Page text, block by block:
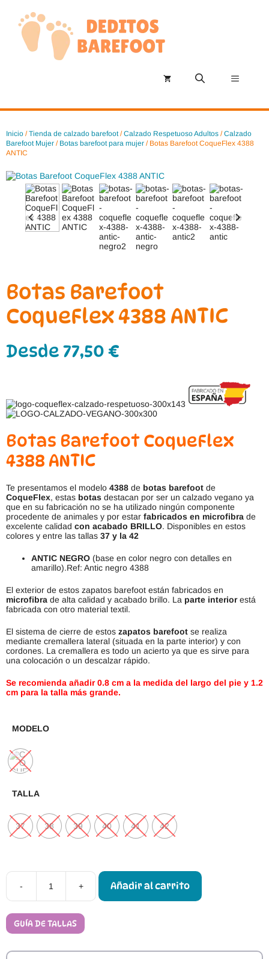
contenido
Menú
Inicio /Tienda de calzado barefoot/Calzado Respetuoso Adultos /Calzado
Barefoot Mujer / Botas barefoot para mujer / Botas Barefoot CoqueFlex 4388
ANTIC
Botas Barefoot
CoqueFlex 4388 ANTIC
Desde 77,50 €
Botas Barefoot CoqueFlex
4388 ANTIC
Te presentamos el modelo 4388 de botas barefoot de
CoqueFlex, estas botas destacan por ser un calzado vegano ya
que en su fabricación no se ha utilizado ningún componente
procedente de animales y por estar fabricados en microfibra de
excelente calidad con acabado BRILLO. Disponibles en estos
colores y entre las tallas 37 y la 42
ANTIC NEGRO (base en color negro con detalles en
amarillo).Ref: Antic negro 4388
El exterior de estos zapatos barefoot están fabricados en
microfibra de alta calidad y acabado brillo. La parte interiorestá
fabricada con otro material textil.
El sistema de cierre de estos zapatos barefoot se realiza
mediante cremallera lateral (situada en la parte interior) y con
cordones. La cremallera es todo un acierto ya que es sirve para
una colocación o un descalzar rápido.
Se recomienda añadir 0.8 cm a la medida del largo del pie y 1.2
cm para la talla más grande.
MODELO
TALLA
37 38 39 40 41 42
-
Botas
Barefoot
+ Añadir al carrito
GUÍA DE TALLAS